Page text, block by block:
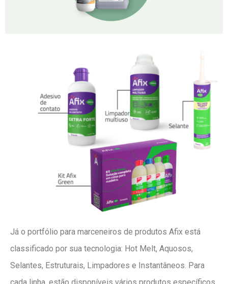
Já o portfólio para marceneiros de produtos Afix está
classificado por sua tecnologia: Hot Melt, Aquosos,
Selantes, Estruturais, Limpadores e Instantâneos. Para